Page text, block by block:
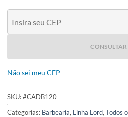
CONSULTAR
Não sei meu CEP
SKU:#CADB120
Categorias: Barbearia, Linha Lord, Todos